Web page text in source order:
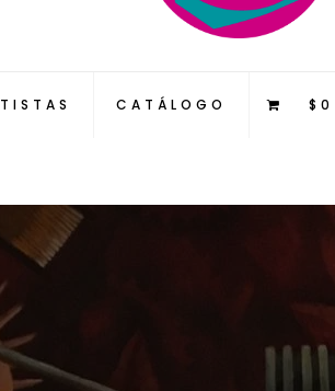
CATÁLOGO $0